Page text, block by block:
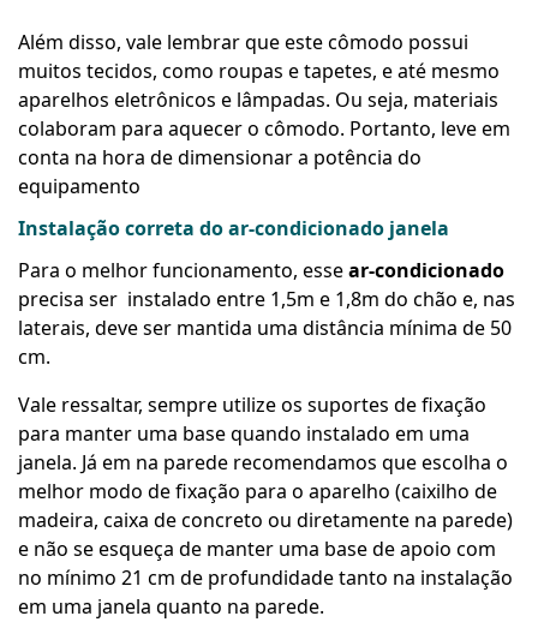
Além disso, vale lembrar que este cômodo possui
muitos tecidos, como roupas e tapetes, e até mesmo
aparelhos eletrônicos e lâmpadas. Ou seja, materiais
colaboram para aquecer o cômodo. Portanto, leve em
conta na hora de dimensionar a potência do
equipamento
Instalação correta do ar-condicionado janela
Para o melhor funcionamento, essear-condicionado
precisa ser instalado entre 1,5m e 1,8m do chão e, nas
laterais, deve ser mantida uma distância mínima de 50
cm.
Vale ressaltar, sempre utilize os suportes de fixação
para manter uma base quando instalado em uma
janela. Já em na parede recomendamos que escolha o
melhor modo de fixação para o aparelho (caixilho de
madeira, caixa de concreto ou diretamente na parede)
e não se esqueça de manter uma base de apoio com
no mínimo 21 cm de profundidade tanto na instalação
em uma janela quanto na parede.